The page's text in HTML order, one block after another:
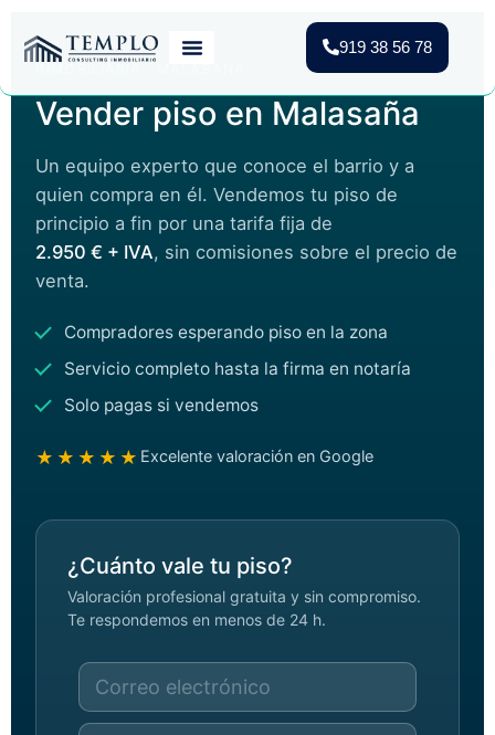
919 38 56 78
Vender piso en Malasaña
Un equipo experto que conoce el barrio y a
quien compra en él. Vendemos tu piso de
principio a fin por una tarifa fija de
2.950 € + IVA, sin comisiones sobre el precio de
venta.
Compradores esperando piso en la zona
Servicio completo hasta la firma en notaría
Solo pagas si vendemos
★★★★★ Excelente valoración en Google
¿Cuánto vale tu piso?
Valoración profesional gratuita y sin compromiso.
Te respondemos en menos de 24 h.